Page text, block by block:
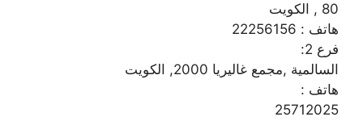
80 , الكويت
هاتف : 22256156
فرع 2:
السالمية ,مجمع غاليريا 2000, الكويت
هاتف :
25712025